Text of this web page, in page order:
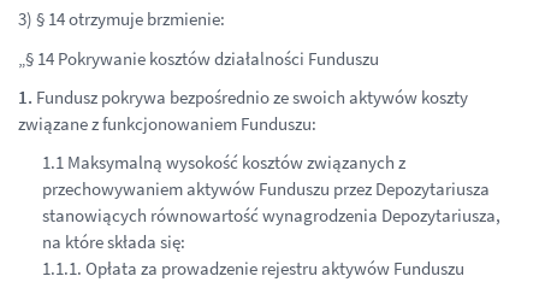
3) § 14 otrzymuje brzmienie:
„§ 14 Pokrywanie kosztów działalności Funduszu
1. Fundusz pokrywa bezpośrednio ze swoich aktywów koszty
związane z funkcjonowaniem Funduszu:
1.1 Maksymalną wysokość kosztów związanych z
przechowywaniem aktywów Funduszu przez Depozytariusza
stanowiących równowartość wynagrodzenia Depozytariusza,
na które składa się:
1.1.1. Opłata za prowadzenie rejestru aktywów Funduszu